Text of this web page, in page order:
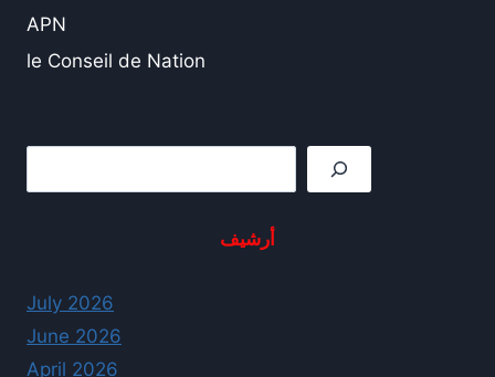
APN
le Conseil de Nation
أرشيف
July 2026
June 2026
April 2026